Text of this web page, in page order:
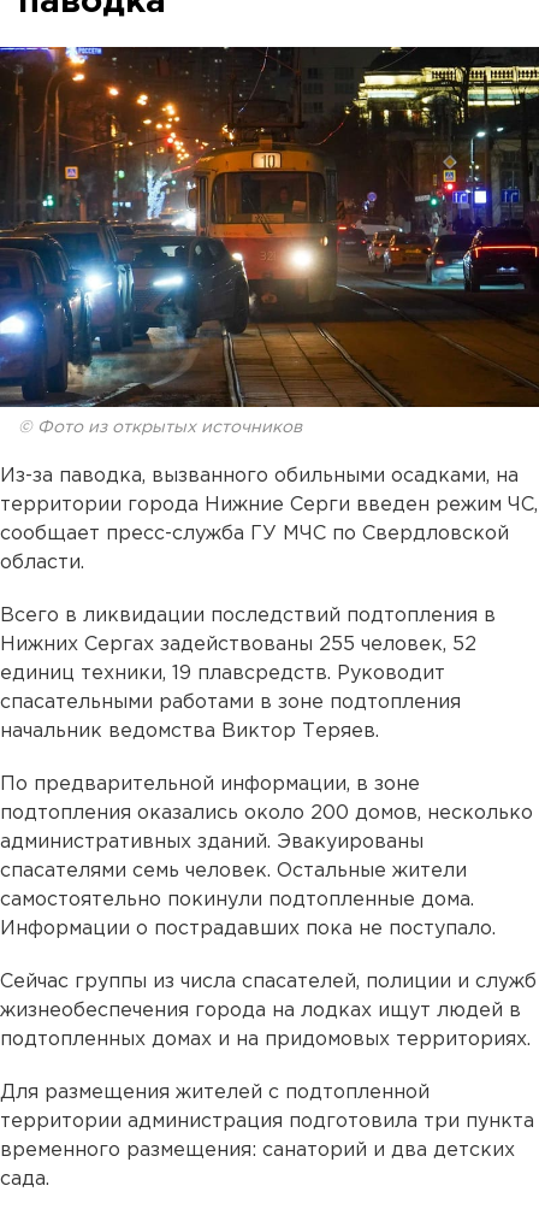
© Фото из открытых источников
Из-за паводка, вызванного обильными осадками, на
территории города Нижние Серги введен режим ЧС,
сообщает пресс-служба ГУ МЧС по Свердловской
области.
Всего в ликвидации последствий подтопления в
Нижних Сергах задействованы 255 человек, 52
единиц техники, 19 плавсредств. Руководит
спасательными работами в зоне подтопления
начальник ведомства Виктор Теряев.
По предварительной информации, в зоне
подтопления оказались около 200 домов, несколько
административных зданий. Эвакуированы
спасателями семь человек. Остальные жители
самостоятельно покинули подтопленные дома.
Информации о пострадавших пока не поступало.
Сейчас группы из числа спасателей, полиции и служб
жизнеобеспечения города на лодках ищут людей в
подтопленных домах и на придомовых территориях.
Для размещения жителей с подтопленной
территории администрация подготовила три пункта
временного размещения: санаторий и два детских
сада.